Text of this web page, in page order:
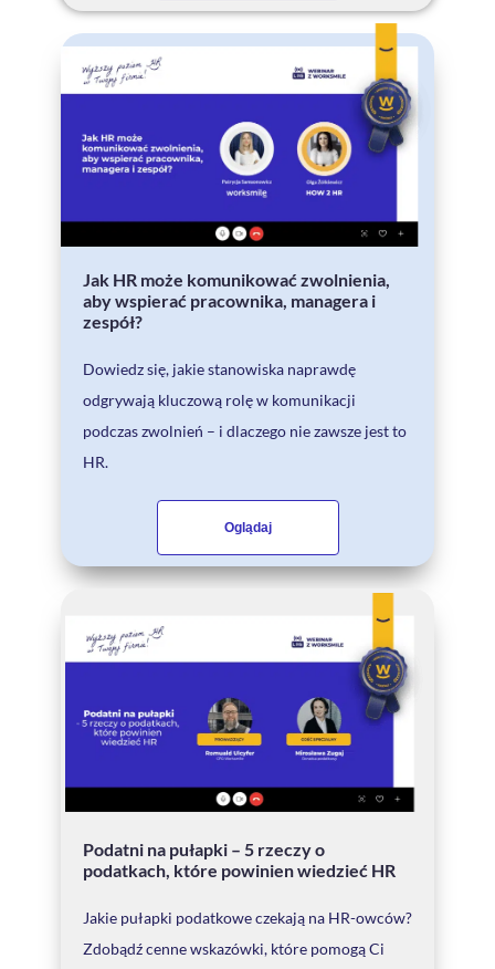
Jak HR może komunikować zwolnienia,
aby wspierać pracownika, managera i
zespół?
Dowiedz się, jakie stanowiska naprawdę
odgrywają kluczową rolę w komunikacji
podczas zwolnień – i dlaczego nie zawsze jest to
HR.
Oglądaj
Podatni na pułapki – 5 rzeczy o
podatkach, które powinien wiedzieć HR
Jakie pułapki podatkowe czekają na HR-owców?
Zdobądź cenne wskazówki, które pomogą Ci